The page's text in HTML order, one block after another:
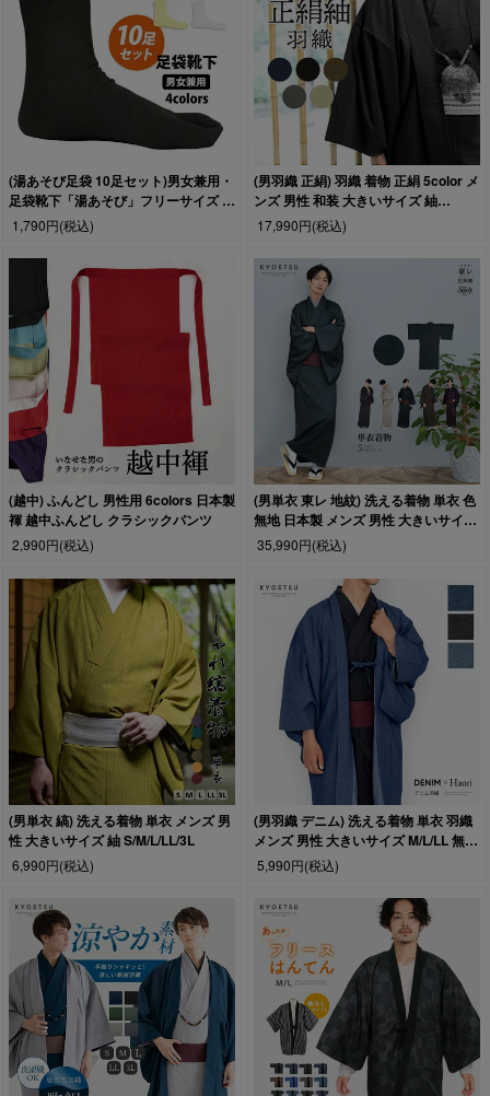
(湯あそび足袋 10足セット)男女兼用・
足袋靴下「湯あそび」フリーサイズ 無
地 靴下 ソックス
1,790円(税込)
(男羽織 正絹) 羽織 着物 正絹 5color メ
ンズ 男性 和装 大きいサイズ 紬
S/M/L/LL/3L
17,990円(税込)
(越中) ふんどし 男性用 6colors 日本製
褌 越中ふんどし クラシックパンツ
2,990円(税込)
(男単衣 東レ 地紋) 洗える着物 単衣 色
無地 日本製 メンズ 男性 大きいサイズ
S/M/L/LL/3L
35,990円(税込)
(男単衣 縞) 洗える着物 単衣 メンズ 男
性 大きいサイズ 紬 S/M/L/LL/3L
6,990円(税込)
(男羽織 デニム) 洗える着物 単衣 羽織
メンズ 男性 大きいサイズ M/L/LL 無地
通年 カジュアル
5,990円(税込)